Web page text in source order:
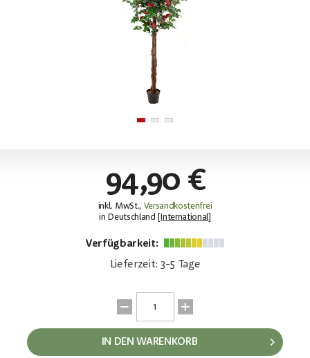
94,90 €
inkl. MwSt., Versandkostenfrei
in Deutschland [
International]
Verfügbarkeit:
Lieferzeit: 3-5 Tage
IN DEN WARENKORB